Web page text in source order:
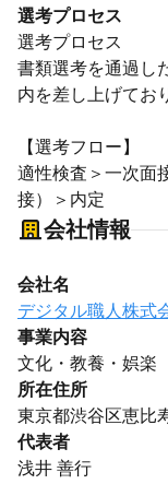
選考プロセス
選考プロセス
書類選考を通過し
内を差し上げてお
【選考フロー】
適性検査＞一次面
接）＞内定
会社情報
会社名
デジタル職人株式
事業内容
文化・教養・娯楽
所在住所
東京都渋谷区恵比
代表者
浅井 善行